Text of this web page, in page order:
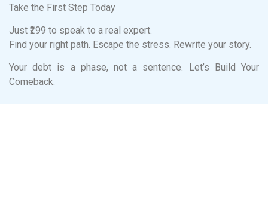
Take the First Step Today
Just ₹299 to speak to a real expert.
Find your right path. Escape the stress. Rewrite your story.
Your debt is a phase, not a sentence. Let’s Build Your
Comeback.